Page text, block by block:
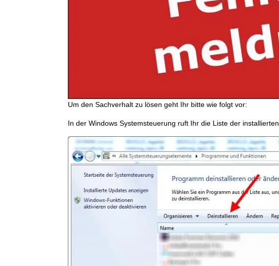
Um den Sachverhalt zu lösen geht Ihr bitte wie folgt vor:
In der Windows Systemsteuerung ruft Ihr die Liste der